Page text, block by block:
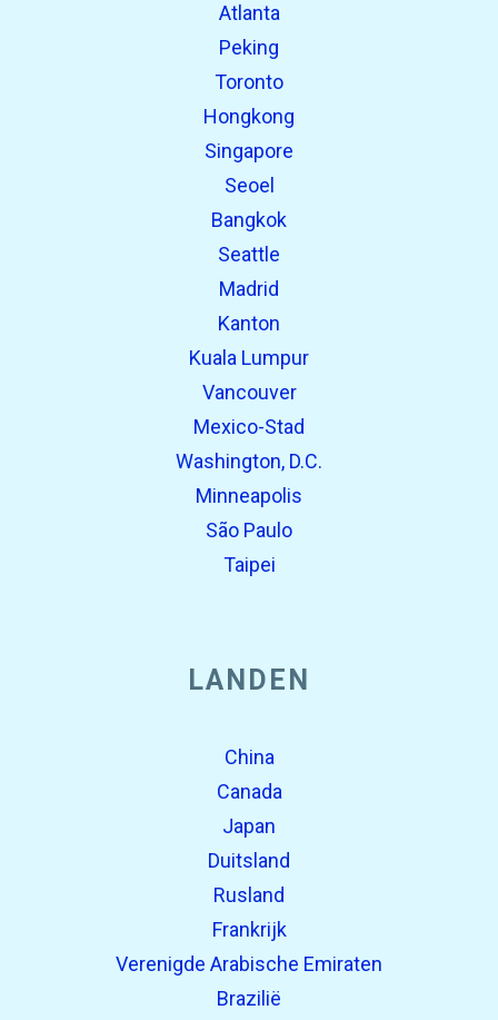
Atlanta
Peking
Toronto
Hongkong
Singapore
Seoel
Bangkok
Seattle
Madrid
Kanton
Kuala Lumpur
Vancouver
Mexico-Stad
Washington, D.C.
Minneapolis
São Paulo
Taipei
LANDEN
China
Canada
Japan
Duitsland
Rusland
Frankrijk
Verenigde Arabische Emiraten
Brazilië